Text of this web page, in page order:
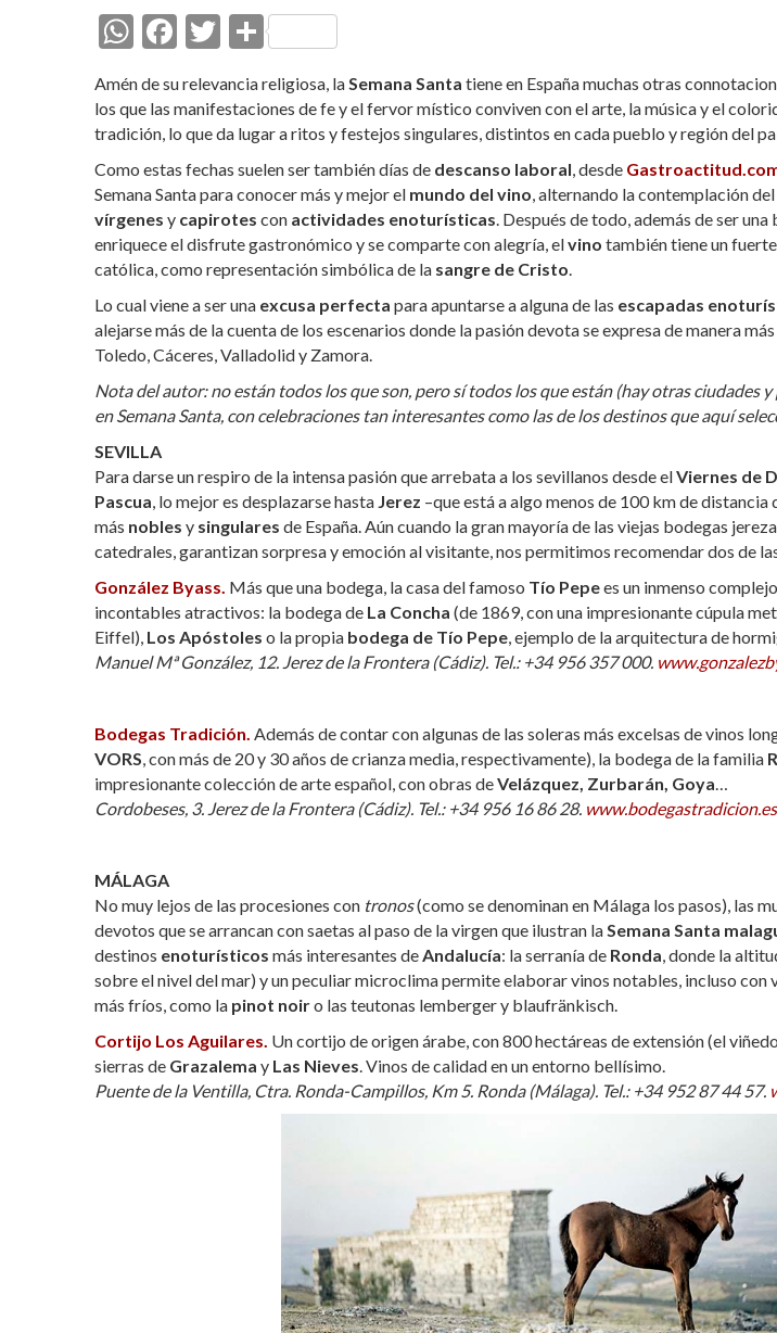
W
at
s
A
p
p
F
e
b
o
o
k
T
itt
er
C
m
p
ar
ti
r
Amén de su relevancia religiosa, laSemana Santa tiene en España muchas otras
los que las manifestaciones de fe y el fervor místico conviven con el arte, la música y el
tradición, lo que da lugar a ritos y festejos singulares, distintos en cada pueblo y región del
Como estas fechas suelen ser también días de descanso laboral, desde
Semana Santa para conocer más y mejor el mundo del vino, alternando la contemplación
vírgenes y capirotes con actividades enoturísticas. Después de todo, además de ser
enriquece el disfrute gastronómico y se comparte con alegría, elvino también tiene un
católica, como representación simbólica de la sangre de Cristo.
Lo cual viene a ser una excusa perfecta para apuntarse a alguna de las escapadas
alejarse más de la cuenta de los escenarios donde la pasión devota se expresa de manera
Toledo, Cáceres, Valladolid y Zamora.
Nota del autor: no están todos los que son, pero sí todos los que están (hay otras ciudades
en Semana Santa, con celebraciones tan interesantes como las de los destinos que aquí
SEVILLA
Para darse un respiro de la intensa pasión que arrebata a los sevillanos desde elViernes de
Pascua, lo mejor es desplazarse hasta Jerez –que está a algo menos de 100 km de distancia
más nobles y singulares de España. Aún cuando la gran mayoría de las viejas bodegas
catedrales, garantizan sorpresa y emoción al visitante, nos permitimos recomendar dos de
González Byass. Más que una bodega, la casa del famoso Tío Pepees un inmenso
incontables atractivos: la bodega de La Concha (de 1869, con una impresionante cúpula
Eiffel), Los Apóstoles o la propia bodega de Tío Pepe, ejemplo de la arquitectura de
Manuel Mª González, 12. Jerez de la Frontera (Cádiz). Tel.: +34 956 357 000.
Bodegas Tradición. Además de contar con algunas de las soleras más excelsas de vinos
VORS, con más de 20 y 30 años de crianza media, respectivamente), la bodega de la familia
impresionante colección de arte español, con obras deVelázquez, Zurbarán, Goya…
Cordobeses, 3. Jerez de la Frontera (Cádiz). Tel.: +34 956 16 86 28. www.bodegastradicion.es
MÁLAGA
No muy lejos de las procesiones con tronos(como se denominan en Málaga los pasos), las
devotos que se arrancan con saetas al paso de la virgen que ilustran laSemana Santa
destinos enoturísticos más interesantes deAndalucía: la serranía de Ronda, donde la
sobre el nivel del mar) y un peculiar microclima permite elaborar vinos notables, incluso con
más fríos, como la pinot noiro las teutonas lemberger y blaufränkisch.
Cortijo Los Aguilares. Un cortijo de origen árabe, con 800 hectáreas de extensión (el
sierras de Grazalema y Las Nieves. Vinos de calidad en un entorno bellísimo.
Puente de la Ventilla, Ctra. Ronda-Campillos, Km 5. Ronda (Málaga). Tel.: +34 952 87 44 57.